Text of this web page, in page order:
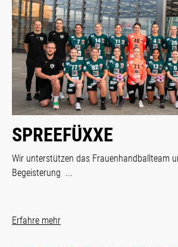
SPREEFÜXXE
Wir unterstützen das Frauenhandballteam
Begeisterung ...
Erfahre mehr